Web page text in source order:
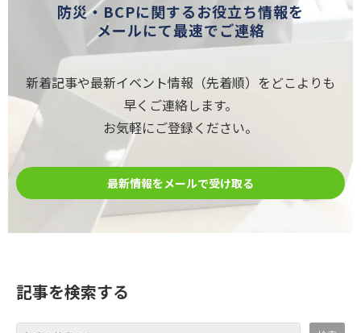
防災・BCPに関するお役立ち情報を
メールにて最速でご連絡
新着記事や最新イベント情報（先着順）をどこよりも
早くご連絡します。
お気軽にご登録ください。
最新情報をメールで受け取る
記事を検索する